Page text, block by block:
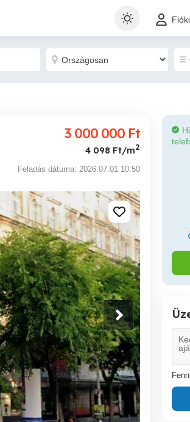
3 000 000 Ft
4 098 Ft/m2
Feladás dátuma: 2026.07.01 10:50